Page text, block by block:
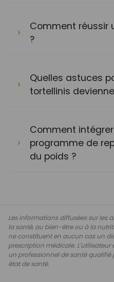
Comment réussir
?
Quelles astuces
tortellinis
Comment
programme de
du poids ?
Les informations diffusées sur les
la santé, au bien-être ou à la
ne constituent en aucun cas un
prescription médicale.
un professionnel de santé
état de santé.